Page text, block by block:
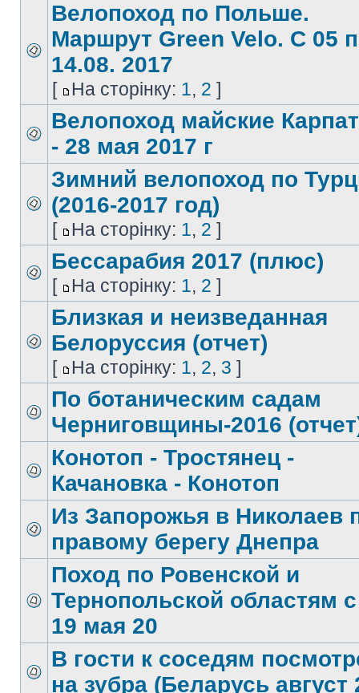
Велопоход по Польше.
Маршрут Green Velo. С 05
14.08. 2017
[ На сторінку: 1, 2 ]
Велопоход майские
- 28 мая 2017 г
Зимний велопоход по
(2016-2017 год)
[ На сторінку: 1, 2 ]
Бессарабия 2017 (плюс)
[ На сторінку: 1, 2 ]
Близкая и неизведанная
Белоруссия (отчет)
[ На сторінку: 1, 2, 3 ]
По ботаническим садам
Черниговщины-2016
Конотоп - Тростянец -
Качановка - Конотоп
Из Запорожья в Николаев
правому берегу Днепра
Поход по Ровенской и
Тернопольской областям
19 мая 20
В гости к соседям
на зубра (Беларусь август